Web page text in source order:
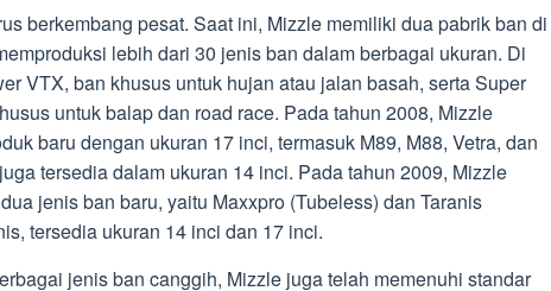
berkembang pesat. Saat ini, Mizzle memiliki dua pabrik ban di
lebih dari 30 jenis ban dalam berbagai ukuran. Di
VTX, ban khusus untuk hujan atau jalan basah, serta Super
untuk balap dan road race. Pada tahun 2008, Mizzle
baru dengan ukuran 17 inci, termasuk M89, M88, Vetra, dan
tersedia dalam ukuran 14 inci. Pada tahun 2009, Mizzle
jenis ban baru, yaitu Maxxpro (Tubeless) dan Taranis
tersedia ukuran 14 inci dan 17 inci.
jenis ban canggih, Mizzle juga telah memenuhi standar